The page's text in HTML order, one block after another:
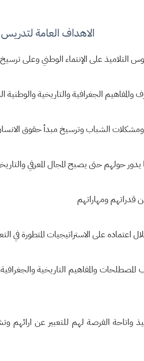
الاهداف العامة
التلاميذ على الإنتماء الوطني وعلى
والمفاهيم الجغرافية والتاريخية
ومشكلات الشباب وترسيخ مبدأ حقوق
يدور حولهم حتى يصبح المجال المعرفي
قدراتهم ومهاراتهم
اعتماده على الاستراتيجيات المتطورة في
والمفاهيم التاريخية
واتاحة الفرصة لهم للتعبير عن ارائهم